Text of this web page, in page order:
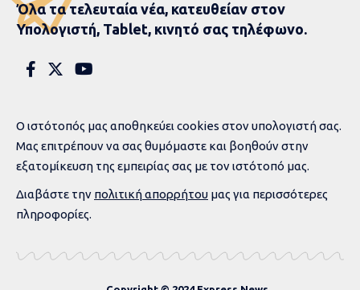
Όλα τα τελευταία νέα, κατευθείαν στον
Υπολογιστή, Tablet, κινητό σας τηλέφωνο.
Ο ιστότοπός μας αποθηκεύει cookies στον υπολογιστή σας.
Μας επιτρέπουν να σας θυμόμαστε και βοηθούν στην
εξατομίκευση της εμπειρίας σας με τον ιστότοπό μας.
Διαβάστε την πολιτική απορρήτου μας για περισσότερες
πληροφορίες.